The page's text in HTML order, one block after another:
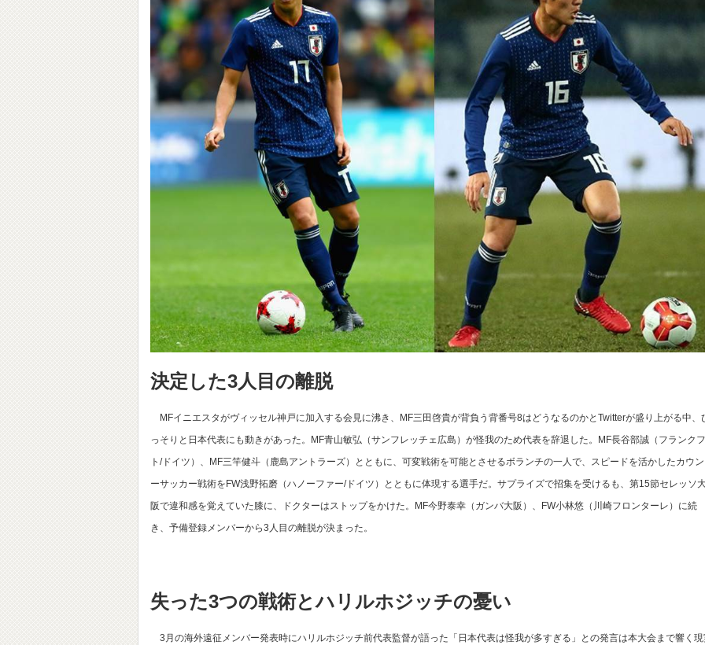
決定した3人目の離脱
MFイニエスタがヴィッセル神戸に加入する会見に沸き、MF三田啓貴が背負う背番号8はどうなるのかとTwitterが盛り上がる中、
っそりと日本代表にも動きがあった。MF青山敏弘（サンフレッチェ広島）が怪我のため代表を辞退した。MF長谷部誠（フランク
ト/ドイツ）、MF三竿健斗（鹿島アントラーズ）とともに、可変戦術を可能とさせるボランチの一人で、スピードを活かしたカウ
ーサッカー戦術をFW浅野拓磨（ハノーファー/ドイツ）とともに体現する選手だ。サプライズで招集を受けるも、第15節セレッソ
阪で違和感を覚えていた膝に、ドクターはストップをかけた。MF今野泰幸（ガンバ大阪）、FW小林悠（川崎フロンターレ）に続
き、予備登録メンバーから3人目の離脱が決まった。
失った3つの戦術とハリルホジッチの憂い
3月の海外遠征メンバー発表時にハリルホジッチ前代表監督が語った「日本代表は怪我が多すぎる」との発言は本大会まで響く